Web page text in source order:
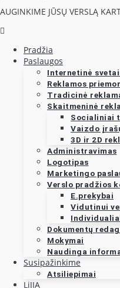
AUGINKIME JŪSŲ VERSLĄ
Pradžia
Paslaugos
Internetinė
Reklamos
Tradicinė
Skaitmeninė
Socialiniai
Vaizdo
3D ir 2D
Administravimas
Logotipas
Marketingo
Verslo pradžios
E.prekybai
Vidutinui
Dokumentų
Mokymai
Naudinga
Susipažinkime
Atsiliepimai
LiJIA